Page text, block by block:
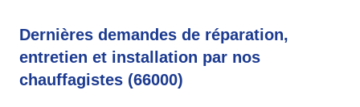
Dernières demandes de réparation,
entretien et installation par nos
chauffagistes (66000)